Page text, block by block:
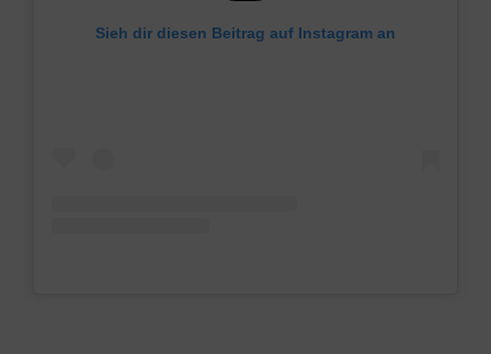
Sieh dir diesen Beitrag auf Instagram an